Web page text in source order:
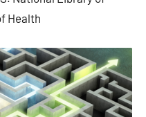
Health